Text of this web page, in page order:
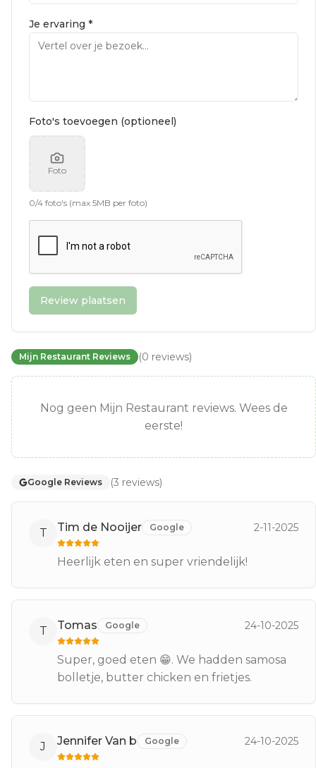
Je ervaring *
Foto's toevoegen (optioneel)
Foto
0/4 foto's (max 5MB per foto)
Review plaatsen
Mijn Restaurant Reviews (0 reviews)
Nog geen Mijn Restaurant reviews. Wees de
eerste!
Google Reviews (3 reviews)
T Tim de Nooijer Google 2-11-2025
Heerlijk eten en super vriendelijk!
T Tomas Google 24-10-2025
Super, goed eten 😁. We hadden samosa
bolletje, butter chicken en frietjes.
J Jennifer Van b Google 24-10-2025